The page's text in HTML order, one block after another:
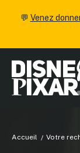
💬 Venez
Accueil Votre